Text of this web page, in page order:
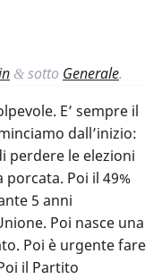
& sotto Generale.
E’ sempre il
dall’inizio:
perdere le elezioni
Poi il 49%
5 anni
Poi nasce una
Poi è urgente fare
il Partito